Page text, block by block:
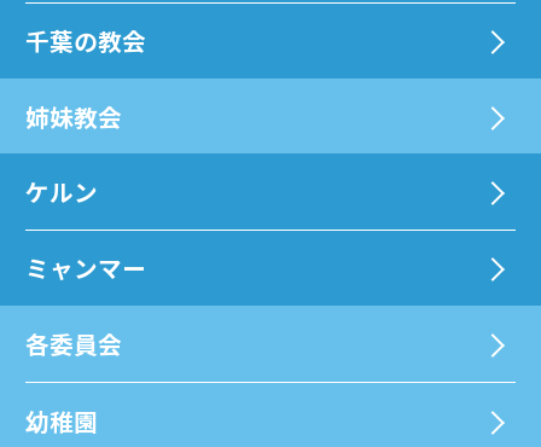
千葉の教会
姉妹教会
ケルン
ミャンマー
各委員会
幼稚園